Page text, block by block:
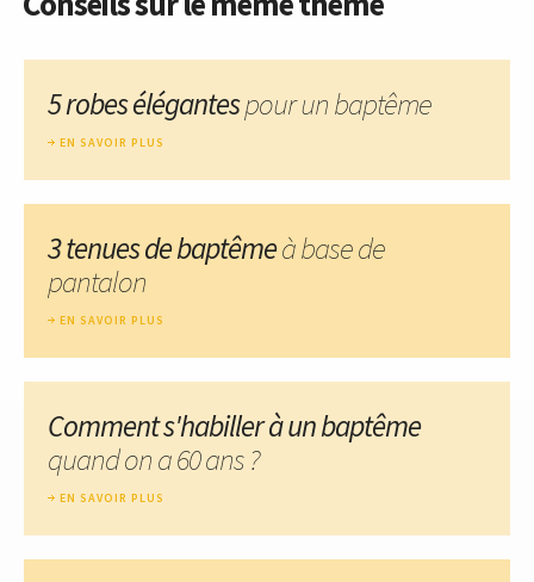
5 robes élégantespour un baptême
EN SAVOIR PLUS
3 tenues de baptêmeà base de
pantalon
EN SAVOIR PLUS
Comment s'habiller à un baptême
quand on a 60 ans ?
EN SAVOIR PLUS